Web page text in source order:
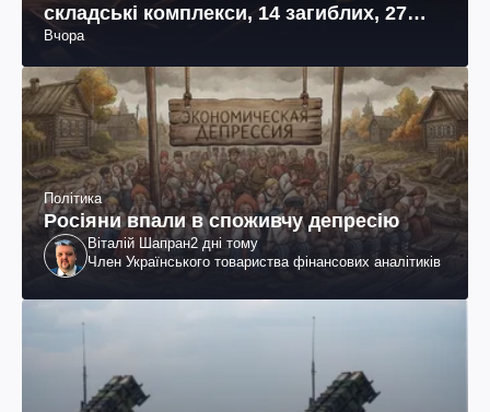
складські комплекси, 14 загиблих, 27
поранених (фото, відео)
Вчора
Політика
Росіяни впали в споживчу депресію
Віталій Шапран2 дні тому
Член Українського товариства фінансових аналітиків